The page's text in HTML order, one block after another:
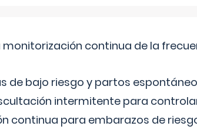
monitorización continua de la
de bajo riesgo y partos
intermitente para
continua para embarazos de